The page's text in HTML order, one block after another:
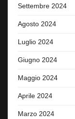
Settembre 2024
Agosto 2024
Luglio 2024
Giugno 2024
Maggio 2024
Aprile 2024
Marzo 2024